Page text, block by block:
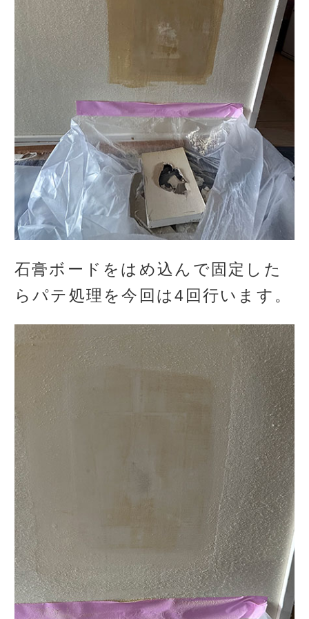
石膏ボードをはめ込んで固定した
らパテ処理を今回は4回行います。